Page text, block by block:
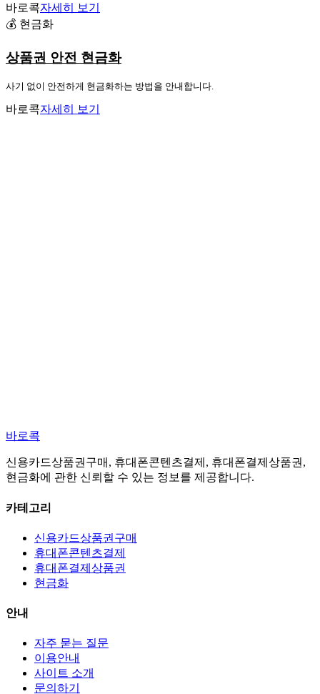
바로콕자세히 보기
💰 현금화
상품권 안전 현금화
사기 없이 안전하게 현금화하는 방법을 안내합니다.
바로콕자세히 보기
바로콕
신용카드상품권구매, 휴대폰콘텐츠결제, 휴대폰결제상품권,
현금화에 관한 신뢰할 수 있는 정보를 제공합니다.
카테고리
신용카드상품권구매
휴대폰콘텐츠결제
휴대폰결제상품권
현금화
안내
자주 묻는 질문
이용안내
사이트 소개
문의하기